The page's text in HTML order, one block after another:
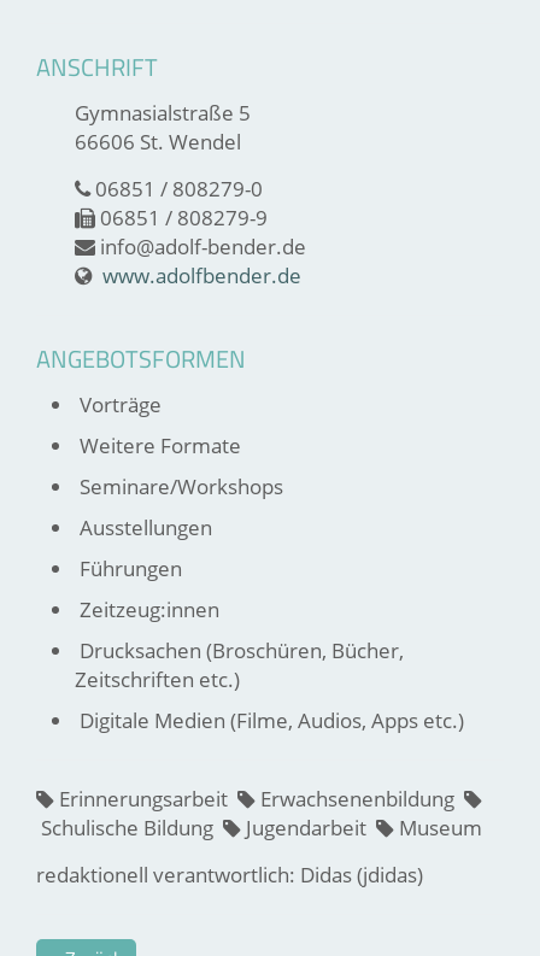
ANSCHRIFT
Gymnasialstraße 5
66606 St. Wendel
06851 / 808279-0
06851 / 808279-9
info@adolf-bender.de
www.adolfbender.de
ANGEBOTSFORMEN
Vorträge
Weitere Formate
Seminare/Workshops
Ausstellungen
Führungen
Zeitzeug:innen
Drucksachen (Broschüren, Bücher,
Zeitschriften etc.)
Digitale Medien (Filme, Audios, Apps etc.)
Erinnerungsarbeit
Erwachsenenbildung
Schulische Bildung
Jugendarbeit
Museum
redaktionell verantwortlich: Didas (jdidas)